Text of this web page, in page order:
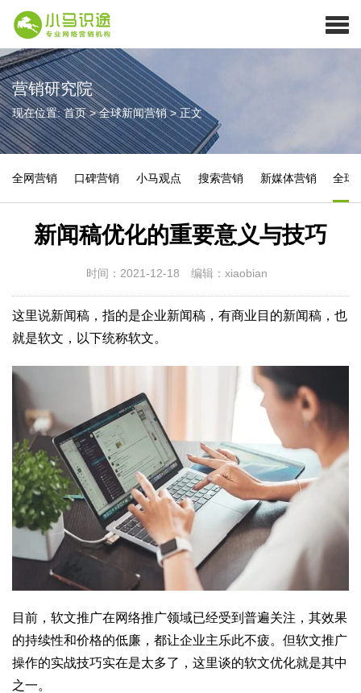
营销研究院
现在位置:首页>全球新闻营销>正文
全网营销 口碑营销 小马观点 搜索营销 新媒体营销 全球
新闻稿优化的重要意义与技巧
时间：2021-12-18 编辑：xiaobian
这里说新闻稿，指的是企业新闻稿，有商业目的新闻稿，也
就是软文，以下统称软文。
目前，软文推广在网络推广领域已经受到普遍关注，其效果
的持续性和价格的低廉，都让企业主乐此不疲。但软文推广
操作的实战技巧实在是太多了，这里谈的软文优化就是其中
之一。